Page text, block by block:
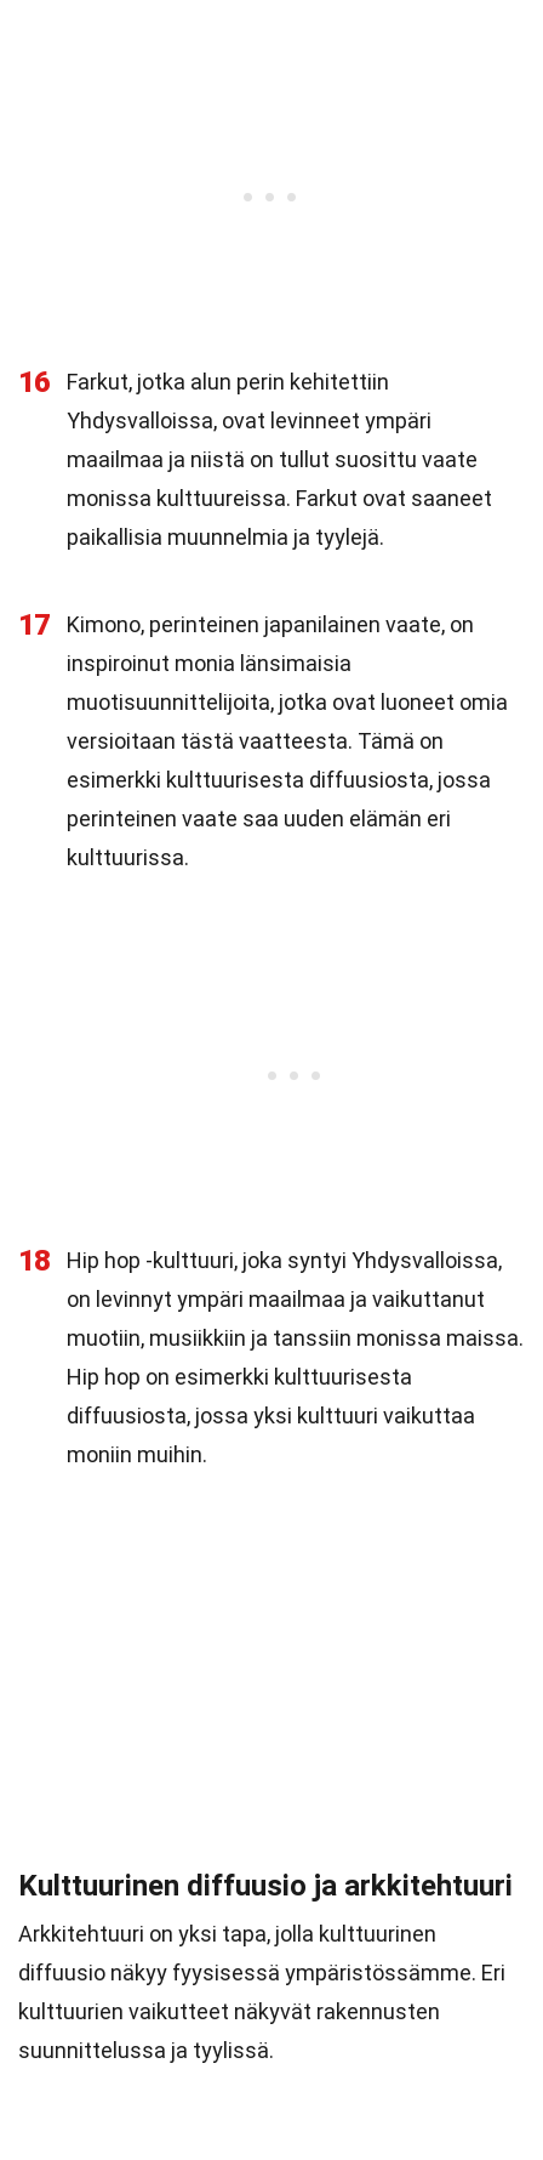
16
Farkut, jotka alun perin kehitettiin
Yhdysvalloissa, ovat levinneet ympäri
maailmaa ja niistä on tullut suosittu vaate
monissa kulttuureissa. Farkut ovat saaneet
paikallisia muunnelmia ja tyylejä.
17
Kimono, perinteinen japanilainen vaate, on
inspiroinut monia länsimaisia
muotisuunnittelijoita, jotka ovat luoneet omia
versioitaan tästä vaatteesta. Tämä on
esimerkki kulttuurisesta diffuusiosta, jossa
perinteinen vaate saa uuden elämän eri
kulttuurissa.
18
Hip hop -kulttuuri, joka syntyi Yhdysvalloissa,
on levinnyt ympäri maailmaa ja vaikuttanut
muotiin, musiikkiin ja tanssiin monissa maissa.
Hip hop on esimerkki kulttuurisesta
diffuusiosta, jossa yksi kulttuuri vaikuttaa
moniin muihin.
Kulttuurinen diffuusio ja arkkitehtuuri
Arkkitehtuuri on yksi tapa, jolla kulttuurinen
diffuusio näkyy fyysisessä ympäristössämme. Eri
kulttuurien vaikutteet näkyvät rakennusten
suunnittelussa ja tyylissä.